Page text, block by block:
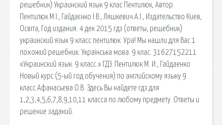
решебник) Украинский язык 9 клас Пентилюк, Автор
Пентилюк М.І., Гайдаєнко І.В., Ляшкевич А.І., Издательство Киев,
Освiта, Год издания. 4 дек 2015 гдз (ответы, решебник)
украинский язык 9 класс пентилюк. Ура! Мы нашли для Вас 1
похожий решебник: Українська мова. 9 клас. 31627152211
«Украинский язык. 9 класс.» ГДЗ. Пентилюк М. И., Гайдаенко
Новый курс (5-ый год обучения) по английскому языку 9
класс Афанасьева О.В. Здесь Вы найдете гдз для
1,2,3,4,5,6,7,8,9,10,11 класса по любому предмету. Ответы и
решение заданий.